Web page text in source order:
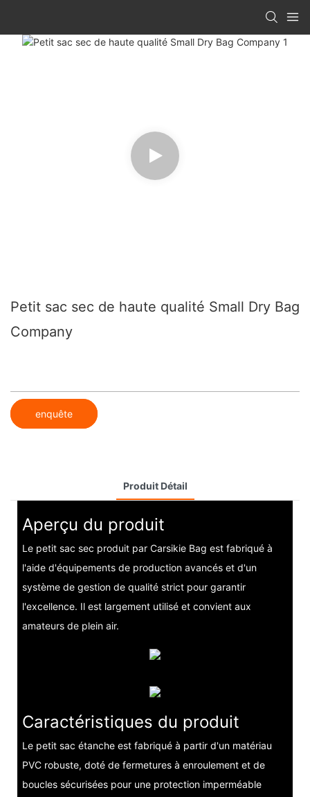
Petit sac sec de haute qualité Small Dry Bag
Company
enquête
Produit Détail
Aperçu du produit
Le petit sac sec produit par Carsikie Bag est fabriqué à
l'aide d'équipements de production avancés et d'un
système de gestion de qualité strict pour garantir
l'excellence. Il est largement utilisé et convient aux
amateurs de plein air.
Caractéristiques du produit
Le petit sac étanche est fabriqué à partir d'un matériau
PVC robuste, doté de fermetures à enroulement et de
boucles sécurisées pour une protection imperméable